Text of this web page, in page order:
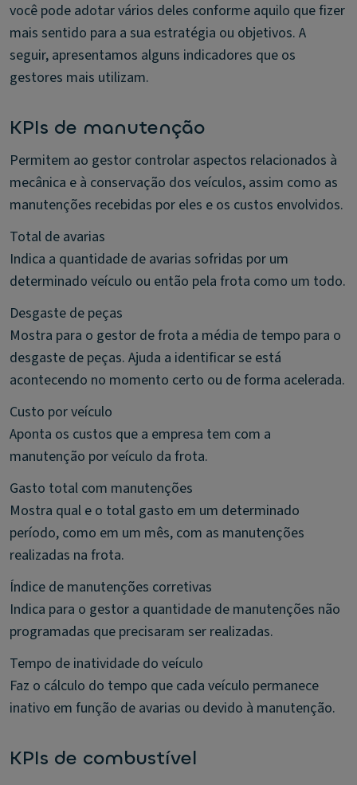
você pode adotar vários deles conforme aquilo que fizer
mais sentido para a sua estratégia ou objetivos. A
seguir, apresentamos alguns indicadores que os
gestores mais utilizam.
KPIs de manutenção
Permitem ao gestor controlar aspectos relacionados à
mecânica e à conservação dos veículos, assim como as
manutenções recebidas por eles e os custos envolvidos.
Total de avarias
Indica a quantidade de avarias sofridas por um
determinado veículo ou então pela frota como um todo.
Desgaste de peças
Mostra para o gestor de frota a média de tempo para o
desgaste de peças. Ajuda a identificar se está
acontecendo no momento certo ou de forma acelerada.
Custo por veículo
Aponta os custos que a empresa tem com a
manutenção por veículo da frota.
Gasto total com manutenções
Mostra qual e o total gasto em um determinado
período, como em um mês, com as manutenções
realizadas na frota.
Índice de manutenções corretivas
Indica para o gestor a quantidade de manutenções não
programadas que precisaram ser realizadas.
Tempo de inatividade do veículo
Faz o cálculo do tempo que cada veículo permanece
inativo em função de avarias ou devido à manutenção.
KPIs de combustível